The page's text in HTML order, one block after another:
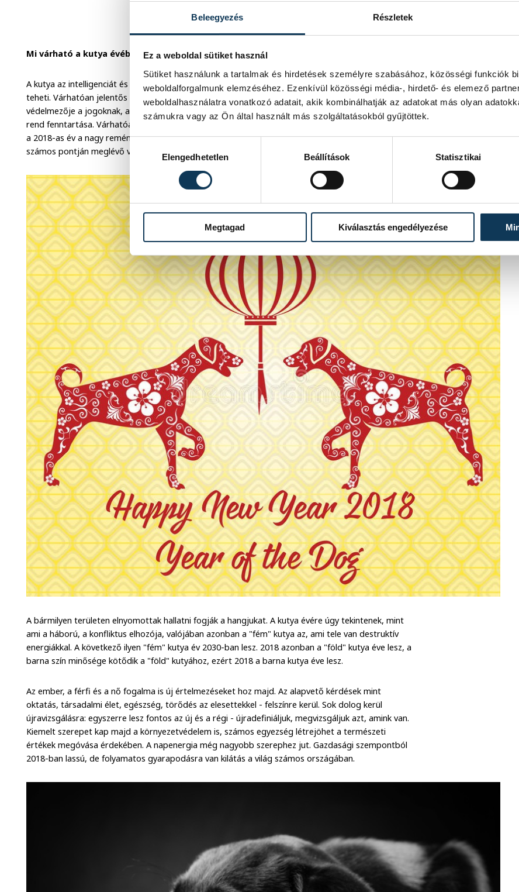
Beleegyezés Részletek
Ez a weboldal sütiket használ
Sütiket használunk a tartalmak és hirdetések személyre szabásához, közösségi funkciók
weboldalforgalmunk elemzéséhez. Ezenkívül közösségi média-, hirdető- és elemező
weboldalhasználatra vonatkozó adatait, akik kombinálhatják az adatokat más olyan
számukra vagy az Ön által használt más szolgáltatásokból gyűjtöttek.
Hozzájárulás kiválasztása
Elengedhetetlen
Beállítások Statisztikai
Megtagad Kiválasztás engedélyezése
Mi várható a kutya évében?
A kutya az intelligenciát és a védelmet jelenti, amely egyúttal 2018-at egy érzékeny időszakká is
teheti. Várhatóan jelentős hangsúlyt kap majd a világban a védelem kérdése, a kutya fontos
védelmezője a jogoknak, a tulajdonnak, tehát az év kulcskérdése lesz a törvény, a biztonság és a
rend fenntartása. Várhatóan számos helyi konfliktus alakul majd ki a világ több pontján. Ugyanakkor
a 2018-as év a nagy remények éve is lesz, amikor is nagyszabású kísérletek történnek majd a világ
számos pontján meglévő vitás kérdések normális mederbe terelésére.
A bármilyen területen elnyomottak hallatni fogják a hangjukat. A kutya évére úgy tekintenek, mint
ami a háború, a konfliktus elhozója, valójában azonban a "fém" kutya az, ami tele van destruktív
energiákkal. A következő ilyen "fém" kutya év 2030-ban lesz. 2018 azonban a "föld" kutya éve lesz, a
barna szín minősége kötődik a "föld" kutyához, ezért 2018 a barna kutya éve lesz.
Az ember, a férfi és a nő fogalma is új értelmezéseket hoz majd. Az alapvető kérdések mint
oktatás, társadalmi élet, egészség, törődés az elesettekkel - felszínre kerül. Sok dolog kerül
újravizsgálásra: egyszerre lesz fontos az új és a régi - újradefiniáljuk, megvizsgáljuk azt, amink van.
Kiemelt szerepet kap majd a környezetvédelem is, számos egyezség létrejöhet a természeti
értékek megóvása érdekében. A napenergia még nagyobb szerephez jut. Gazdasági szempontból
2018-ban lassú, de folyamatos gyarapodásra van kilátás a világ számos országában.